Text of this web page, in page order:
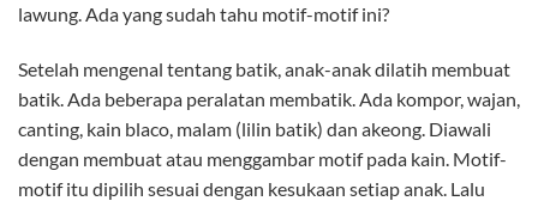
lawung. Ada yang sudah tahu motif-motif ini?
Setelah mengenal tentang batik, anak-anak dilatih membuat
batik. Ada beberapa peralatan membatik. Ada kompor, wajan,
canting, kain blaco, malam (lilin batik) dan akeong. Diawali
dengan membuat atau menggambar motif pada kain. Motif-
motif itu dipilih sesuai dengan kesukaan setiap anak. Lalu